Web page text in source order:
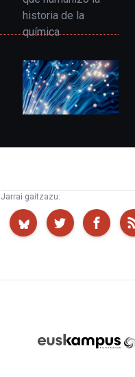
Jarrai gaitzazu: